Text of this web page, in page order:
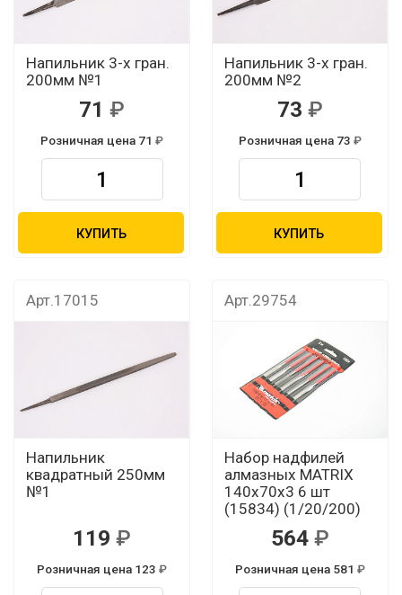
Напильник 3-х гран.
200мм №1
71
Розничная цена 71
КУПИТЬ
Напильник 3-х гран.
200мм №2
73
Розничная цена 73
КУПИТЬ
Арт.17015
Напильник
квадратный 250мм
№1
119
Розничная цена 123
Арт.29754
Набор надфилей
алмазных MATRIX
140х70х3 6 шт
(15834) (1/20/200)
564
Розничная цена 581